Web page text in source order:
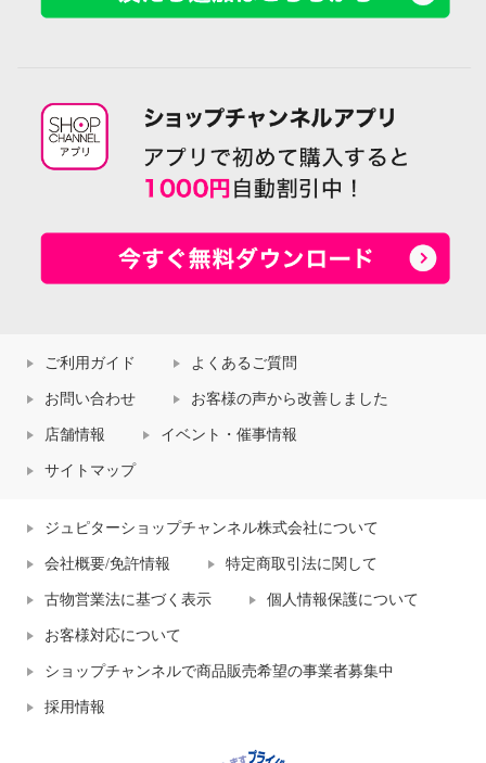
ご利用ガイド よくあるご質問
お問い合わせ お客様の声から改善しました
店舗情報 イベント・催事情報
サイトマップ
ジュピターショップチャンネル株式会社について
会社概要/免許情報 特定商取引法に関して
古物営業法に基づく表示 個人情報保護について
お客様対応について
ショップチャンネルで商品販売希望の事業者募集中
採用情報